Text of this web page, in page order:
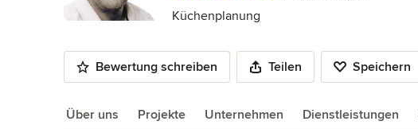
Küchenplanung
Bewertung schreiben Teilen Speichern
Über uns Projekte Unternehmen Dienstleistungen